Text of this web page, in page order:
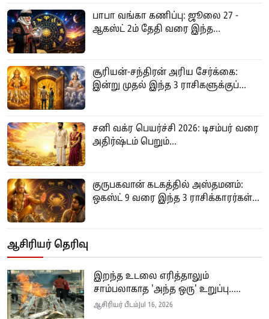
பாபா வங்கா கணிப்பு: ஜூலை 27 -
ஆகஸ்ட் 2ம் தேதி வரை இந்த...
சூரியன்-சந்திரன் அரிய சேர்க்கை:
இன்று முதல் இந்த 3 ராசிகளுக்குப்...
சனி வக்ர பெயர்ச்சி 2026: டிசம்பர் வரை
அதிர்ஷ்டம் பெறும்...
குருபகவான் கடகத்தில் அஸ்தமனம்:
ஒகஸ்ட் 9 வரை இந்த 3 ராசிக்காரர்கள்...
ஆசிரியர் தெரிவு
இறந்த உடலை எரித்தாலும்
சாம்பலாகாத 'அந்த ஒரு' உறுப்பு.....
ஆசிரியர் பீடம்Jul 16, 2026